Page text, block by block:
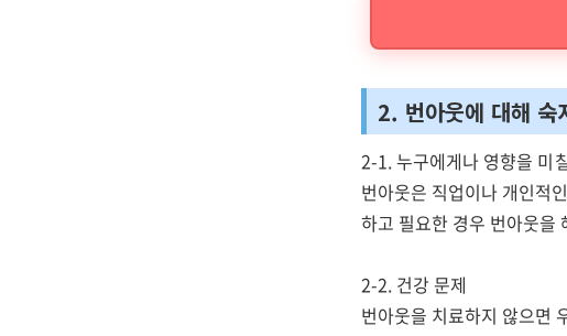
2. 번아웃에 대해 숙
2-1. 누구에게나 영향을 미
번아웃은 직업이나 개인적
하고 필요한 경우 번아웃을
2-2. 건강 문제
번아웃을 치료하지 않으면